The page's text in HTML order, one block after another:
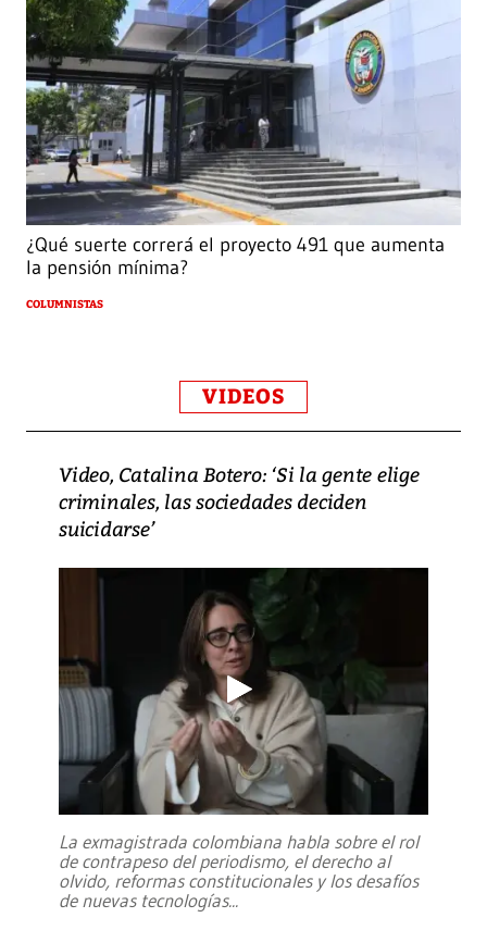
¿Qué suerte correrá el proyecto 491 que aumenta
la pensión mínima?
COLUMNISTAS
VIDEOS
Video, Catalina Botero: ‘Si la gente elige
criminales, las sociedades deciden
suicidarse’
La exmagistrada colombiana habla sobre el rol
de contrapeso del periodismo, el derecho al
olvido, reformas constitucionales y los desafíos
de nuevas tecnologías...